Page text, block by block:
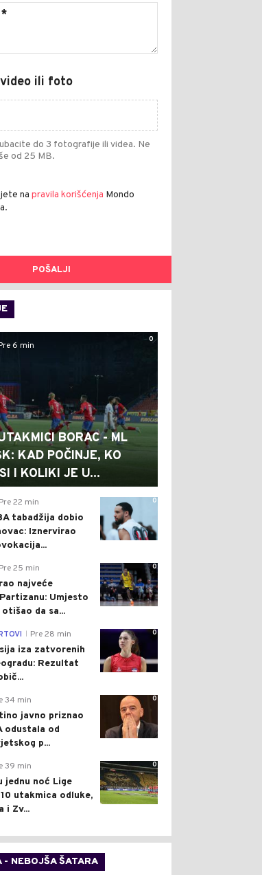
ili foto
do 3 fotografije ili videa. Ne
od 25 MB.
na pravila korišćenja Mondo
POŠALJI
0
6 min
BORAC - ML
KAD POČINJE, KO
I KOLIKI JE U...
0
Pre 22 min
tabadžija dobio
Iznervirao
0
Pre 25 min
najveće
Umjesto
da sa...
0
Pre 28 min
iza zatvorenih
Rezultat
0
34 min
javno priznao
odustala od
p...
0
39 min
jednu noć Lige
utakmica odluke,
i Zv...
- NEBOJŠA ŠATARA